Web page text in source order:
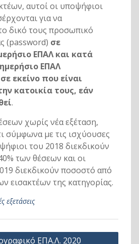
αυτοί οι υποψήφιοι
για να
δικό τους προσωπικό
(password) σε
ΕΠΑΛ και κατά
ΕΠΑΛ
εκείνο που είναι
κατοικία τους, εάν
.
χωρίς νέα εξέταση,
σύμφωνα με τις ισχύουσες
του 2018 διεκδικούν
των θέσεων και οι
διεκδικούν ποσοστό από
εισακτέων της κατηγορίας.
εξετάσεις
ΕΠΑ.Λ. 2020